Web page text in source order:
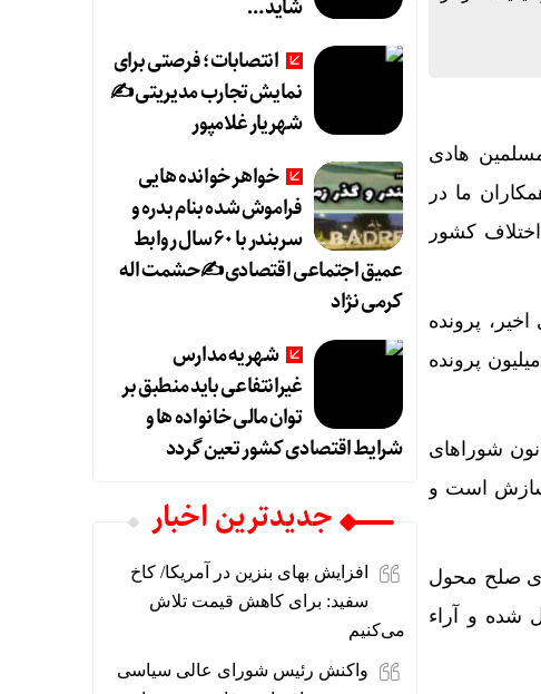
هادی
ما در
کشور
پرونده
های مورد رسیدگی در این شورا از ۳ میلیون و هفتصد و پنجاه هزار پرونده به نزدیک ۵ میلیون پرونده
شوراهای
سازش است و
صلح محول
شامل شده و آراء
شاید …
انتصابات؛ فرصتی برای
نمایش تجارب مدیریتی ✍
شهریار غلامپور
خواهر خوانده هایی
فراموش شده بنام بدره و
سربندر با ۶۰ سال روابط
عمیق اجتماعی اقتصادی ✍حشمت اله
کرمی نژاد
شهریه مدارس
غیرانتفاعی باید منطبق بر
توان مالی خانواده ها و
شرایط اقتصادی کشور تعین گردد
جديدترين اخبار
افزایش بهای بنزین در آمریکا/ کاخ
سفید: برای کاهش قیمت تلاش
می‌کنیم
واکنش رئیس شورای عالی سیاسی